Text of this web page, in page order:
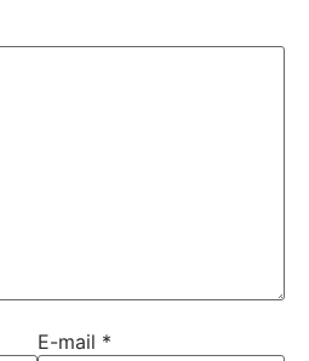
E-mail *